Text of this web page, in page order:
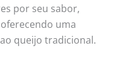
por seu sabor,
uma
queijo tradicional.